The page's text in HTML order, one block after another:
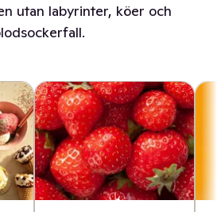
utan labyrinter, köer och